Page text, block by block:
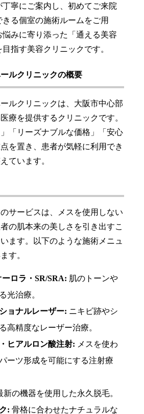
寧にご案内し、初めてご来院
る個室の施術ルームをご用
みに寄り添った「通える美容
指す美容クリニックです。
ルクリニックの概要
ルクリニックは、大阪市中心部
療を提供するクリニックです。
「リーズナブルな価格」「安心
を置き、患者が気軽に利用でき
ています。
サービスは、メスを使用しない
の肌本来の美しさを引き出すこ
ます。以下のような施術メニュ
す。
ロラ・SR/SRA: 肌のトーンや
光治療。
ョナルレーザー: ニキビ跡やシ
高精度なレーザー治療。
ヒアルロン酸注射: メスを使わ
ーツ形成を可能にする注射療
新の機器を使用した永久脱毛。
: 骨格に合わせたナチュラルな